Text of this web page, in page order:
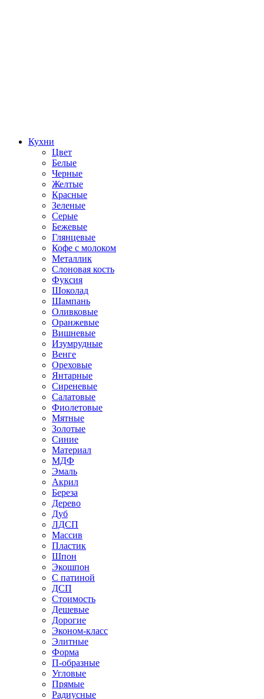
Кухни
Цвет
Белые
Черные
Желтые
Красные
Зеленые
Серые
Бежевые
Глянцевые
Кофе с молоком
Металлик
Слоновая кость
Фуксия
Шоколад
Шампань
Оливковые
Оранжевые
Вишневые
Изумрудные
Венге
Ореховые
Янтарные
Сиреневые
Салатовые
Фиолетовые
Мятные
Золотые
Синие
Материал
МДФ
Эмаль
Акрил
Береза
Дерево
Дуб
ЛДСП
Массив
Пластик
Шпон
Экошпон
С патиной
ДСП
Стоимость
Дешевые
Дорогие
Эконом-класс
Элитные
Форма
П-образные
Угловые
Прямые
Радиусные